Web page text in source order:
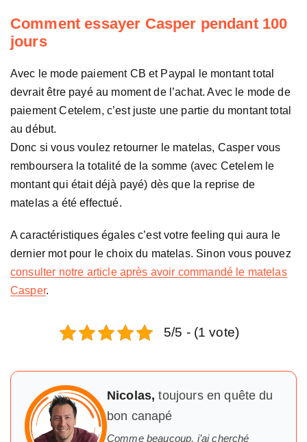
Comment essayer Casper pendant 100
jours
Avec le mode paiement CB et Paypal le montant total
devrait être payé au moment de l’achat. Avec le mode de
paiement Cetelem, c’est juste une partie du montant total
au début.
Donc si vous voulez retourner le matelas, Casper vous
remboursera la totalité de la somme (avec Cetelem le
montant qui était déjà payé) dès que la reprise de
matelas a été effectué.
A caractéristiques égales c’est votre feeling qui aura le
dernier mot pour le choix du matelas. Sinon vous pouvez
consulter notre article après avoir commandé le matelas
Casper.
5/5 - (1 vote)
Nicolas,toujours en quête du
bon canapé
Comme beaucoup, j’ai cherché